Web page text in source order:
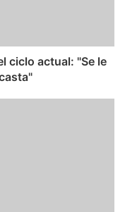
ciclo actual: "Se le